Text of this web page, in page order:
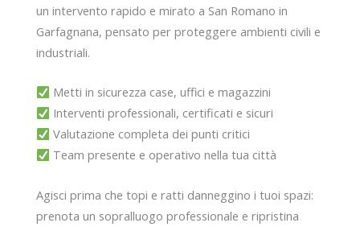
un intervento rapido e mirato a San Romano in
Garfagnana, pensato per proteggere ambienti civili e
industriali.
Metti in sicurezza case, uffici e magazzini
Interventi professionali, certificati e sicuri
Valutazione completa dei punti critici
Team presente e operativo nella tua città
Agisci prima che topi e ratti danneggino i tuoi spazi:
prenota un sopralluogo professionale e ripristina